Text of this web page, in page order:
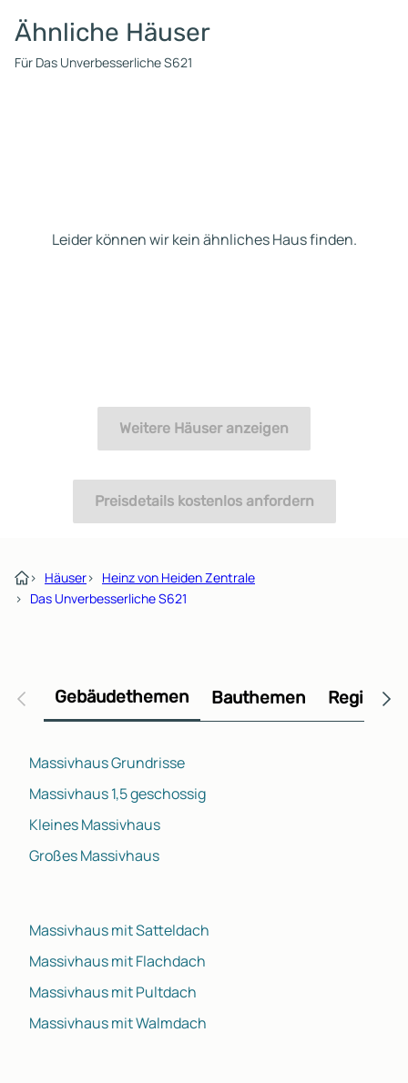
Ähnliche Häuser
Für Das Unverbesserliche S621
Leider können wir kein ähnliches Haus finden.
Weitere Häuser anzeigen
Preisdetails kostenlos anfordern
› Häuser› Heinz von Heiden Zentrale
› Das Unverbesserliche S621
Gebäudethemen Bauthemen
Massivhaus Grundrisse
Massivhaus 1,5 geschossig
Kleines Massivhaus
Großes Massivhaus
Massivhaus mit Satteldach
Massivhaus mit Flachdach
Massivhaus mit Pultdach
Massivhaus mit Walmdach